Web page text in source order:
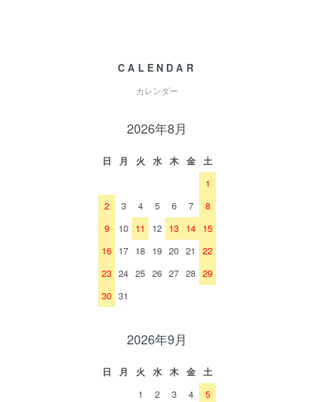
CALENDAR
カレンダー
2026年8月
日 月 火 水 木 金
土
1
2
3 4 5 6 7
8
9
10 11 12 13 14 15
16 17 18 19 20 21
22
23 24 25 26 27 28 29
30 31
2026年9月
日 月 火 水 木 金
土
1
2 3 4
5